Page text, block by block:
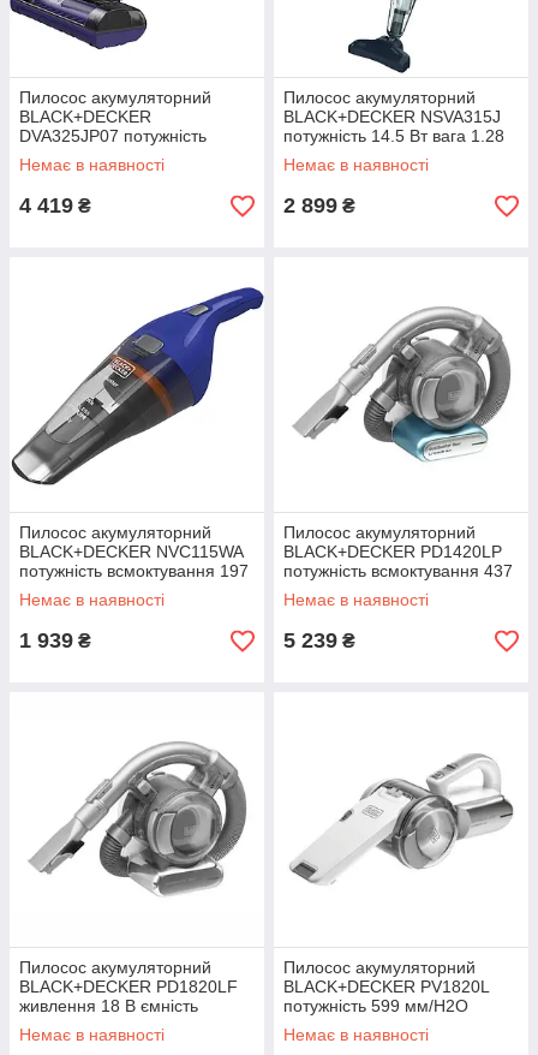
Пилосос акумуляторний
BLACK+DECKER
DVA325JP07 потужність
всмоктування 27 Вг ємність
акумулятора 2.5 Аг вага 0.93
Немає в наявності
4 419 ₴
Пилосос акумуляторний
BLACK+DECKER NSVA315J
потужність 14.5 Вт вага 1.28
кг об'єм пилозбірника 0.4 л
Немає в наявності
2 899 ₴
Пилосос акумуляторний
BLACK+DECKER NVC115WA
потужність всмоктування 197
мм/Н2О об'єм пилозбірника
0.39 л вага 0.53 кг
Немає в наявності
1 939 ₴
Пилосос акумуляторний
BLACK+DECKER PD1420LP
потужність всмоктування 437
мм/Н2О ємність акумулятора
1.5 Аг вага 1.48 кг
Немає в наявності
5 239 ₴
Пилосос акумуляторний
BLACK+DECKER PD1820LF
живлення 18 В ємність
акумулятора 2.5 Аг вага 1.1
кг об'єм пилозбірника 0.5 л
Немає в наявності
Пилосос акумуляторний
BLACK+DECKER PV1820L
потужність 599 мм/Н2О
ємність акумулятора 1.5 Аг
вага 1.38 кг
Немає в наявності